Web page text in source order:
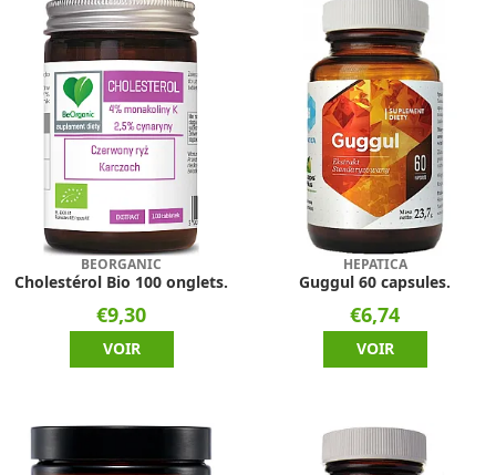
BEORGANIC
Cholestérol Bio 100 onglets.
€9,30
VOIR
HEPATICA
Guggul 60 capsules.
€6,74
VOIR